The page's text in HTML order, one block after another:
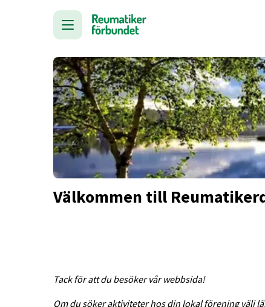
Välkommen till
Tack för att du besöker vår webbsida!
Om du söker aktiviteter hos din lokal förening välj